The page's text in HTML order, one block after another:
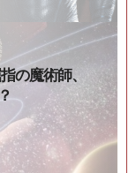
の魔術師、